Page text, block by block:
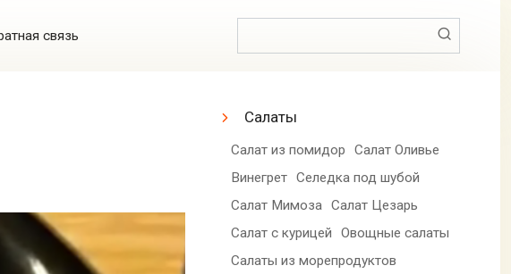
связь
Салаты
Салат из помидор
Салат Оливье
Винегрет Селедка под шубой
Салат Мимоза Салат Цезарь
Салат с курицей
Овощные салаты
Салаты из морепродуктов